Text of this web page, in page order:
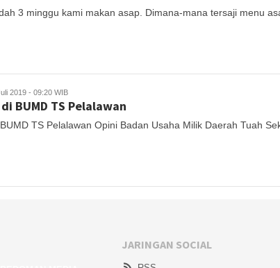
3 minggu kami makan asap. Dimana-mana tersaji menu
2019 - 09:20 WIB
BUMD TS Pelalawan
TS Pelalawan Opini Badan Usaha Milik Daerah Tuah
JARINGAN SOCIAL